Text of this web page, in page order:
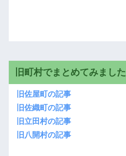
旧町村でまとめてみました
旧佐屋町の記事
旧佐織町の記事
旧立田村の記事
旧八開村の記事